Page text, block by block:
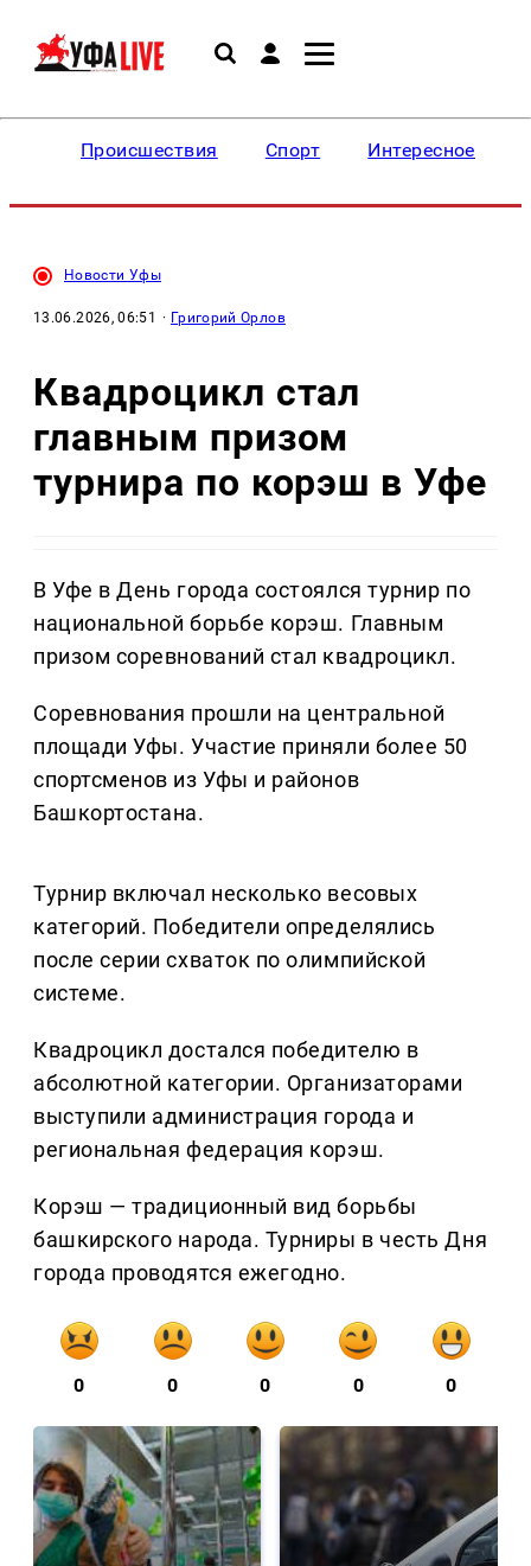
Происшествия Спорт Интересное
Новости Уфы
13.06.2026, 06:51 · Григорий Орлов
Квадроцикл стал
главным призом
турнира по корэш в Уфе
В Уфе в День города состоялся турнир по
национальной борьбе корэш. Главным
призом соревнований стал квадроцикл.
Соревнования прошли на центральной
площади Уфы. Участие приняли более 50
спортсменов из Уфы и районов
Башкортостана.
Турнир включал несколько весовых
категорий. Победители определялись
после серии схваток по олимпийской
системе.
Квадроцикл достался победителю в
абсолютной категории. Организаторами
выступили администрация города и
региональная федерация корэш.
Корэш — традиционный вид борьбы
башкирского народа. Турниры в честь Дня
города проводятся ежегодно.
0 0 0 0 0